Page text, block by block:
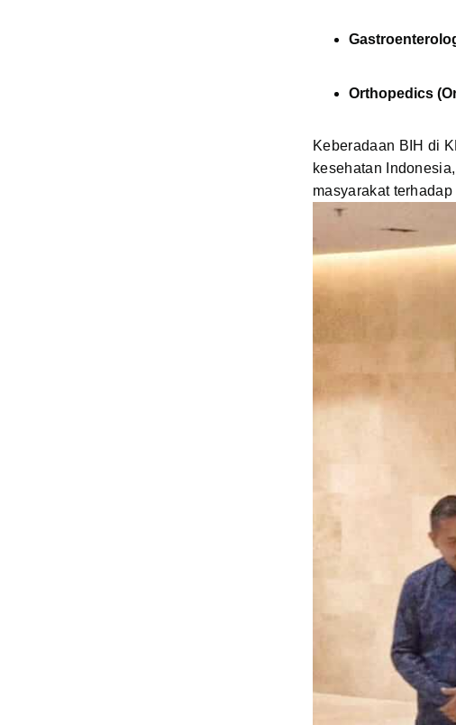
Orthopedics
Keberadaan BIH di
kesehatan
masyarakat